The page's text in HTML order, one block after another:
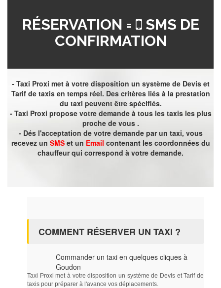
RÉSERVATION =
SMS DE
CONFIRMATION
- Taxi Proxi met à votre disposition un système de Devis et
Tarif de taxis en temps réel. Des critères liés à la prestation
du taxi peuvent être spécifiés.
- Taxi Proxi propose votre demande à tous les taxis les plus
proche de vous .
- Dés l'acceptation de votre demande par un taxi, vous
recevez un SMSet un Email contenant les coordonnées du
chauffeur qui correspond à votre demande.
COMMENT RÉSERVER UN TAXI ?
Commander un taxi en quelques cliques à
Goudon
Taxi Proxi met à votre disposition un système de Devis et Tarif de
taxis pour préparer à l'avance vos déplacements.